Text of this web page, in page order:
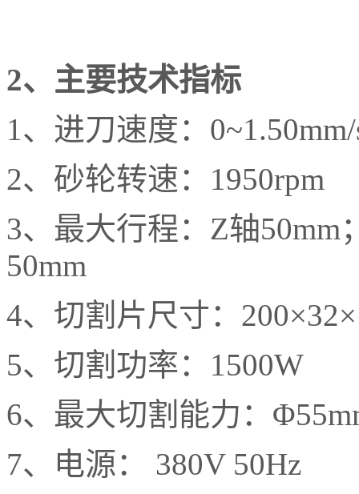
2、主要技术指标
1、进刀速度：
2、砂轮转速：1950rpm
3、最大行程：Z轴50mm
50mm
4、切割片尺寸：
5、切割功率：1500W
6、最大切割能力：
7、电源： 380V 50Hz